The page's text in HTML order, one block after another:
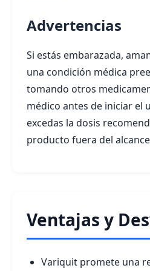
Advertencias
Si estás embarazada,
una condición médica
tomando otros
médico antes de iniciar el
excedas la dosis
producto fuera del
Ventajas y
Variquit promete una